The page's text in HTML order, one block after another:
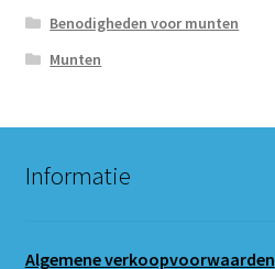
Benodigheden voor munten
Munten
Informatie
Algemene verkoopvoorwaarden